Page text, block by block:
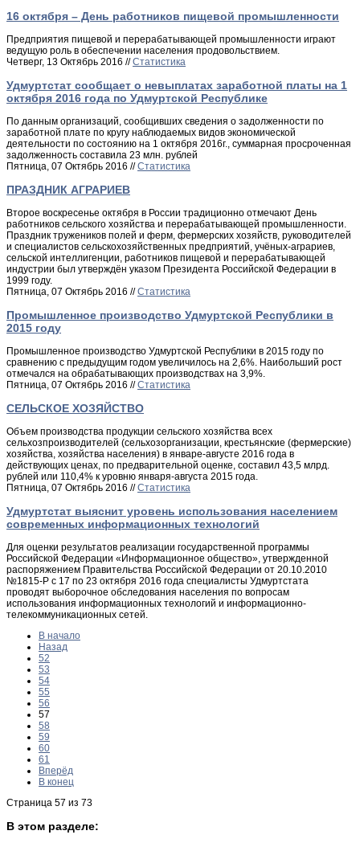
16 октября – День работников пищевой промышленности
Предприятия пищевой и перерабатывающей промышленности играют
ведущую роль в обеспечении населения продовольствием.
Четверг, 13 Октябрь 2016 //Статистика
Удмуртстат сообщает о невыплатах заработной платы на 1
октября 2016 года по Удмуртской Республике
По данным организаций, сообщивших сведения о задолженности по
заработной плате по кругу наблюдаемых видов экономической
деятельности по состоянию на 1 октября 2016г., суммарная просроченная
задолженность составила 23 млн. рублей
Пятница, 07 Октябрь 2016 //Статистика
ПРАЗДНИК АГРАРИЕВ
Второе воскресенье октября в России традиционно отмечают День
работников сельского хозяйства и перерабатывающей промышленности.
Праздник тружеников полей и ферм, фермерских хозяйств, руководителей
и специалистов сельскохозяйственных предприятий, учёных-аграриев,
сельской интеллигенции, работников пищевой и перерабатывающей
индустрии был утверждён указом Президента Российской Федерации в
1999 году.
Пятница, 07 Октябрь 2016 //Статистика
Промышленное производство Удмуртской Республики в
2015 году
Промышленное производство Удмуртской Республики в 2015 году по
сравнению с предыдущим годом увеличилось на 2,6%. Наибольший рост
отмечался на обрабатывающих производствах на 3,9%.
Пятница, 07 Октябрь 2016 //Статистика
СЕЛЬСКОЕ ХОЗЯЙСТВО
Объем производства продукции сельского хозяйства всех
сельхозпроизводителей (сельхозорганизации, крестьянские (фермерские)
хозяйства, хозяйства населения) в январе-августе 2016 года в
действующих ценах, по предварительной оценке, составил 43,5 млрд.
рублей или 110,4% к уровню января-августа 2015 года.
Пятница, 07 Октябрь 2016 //Статистика
Удмуртстат выяснит уровень использования населением
современных информационных технологий
Для оценки результатов реализации государственной программы
Российской Федерации «Информационное общество», утвержденной
распоряжением Правительства Российской Федерации от 20.10.2010
№1815-Р с 17 по 23 октября 2016 года специалисты Удмуртстата
проводят выборочное обследования населения по вопросам
использования информационных технологий и информационно-
телекоммуникационных сетей.
В начало
Назад
52
53
54
55
56
57
58
59
60
61
Вперёд
В конец
Страница 57 из 73
В этом разделе: